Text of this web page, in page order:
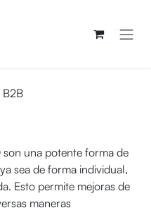
son una potente forma de
sea de forma individual,
Esto permite mejoras de
maneras